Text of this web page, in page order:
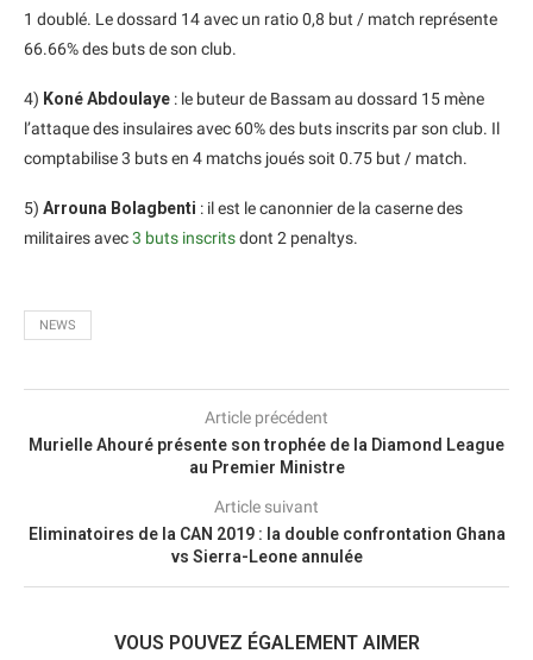
1 doublé. Le dossard 14 avec un ratio 0,8 but / match représente
66.66% des buts de son club.
4) Koné Abdoulaye : le buteur de Bassam au dossard 15 mène
l’attaque des insulaires avec 60% des buts inscrits par son club. Il
comptabilise 3 buts en 4 matchs joués soit 0.75 but / match.
5) Arrouna Bolagbenti : il est le canonnier de la caserne des
militaires avec3 buts inscritsdont 2 penaltys.
NEWS
Article précédent
Murielle Ahouré présente son trophée de la Diamond League
au Premier Ministre
Article suivant
Eliminatoires de la CAN 2019 : la double confrontation Ghana
vs Sierra-Leone annulée
VOUS POUVEZ ÉGALEMENT AIMER